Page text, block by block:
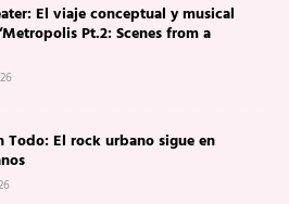
El viaje conceptual y musical
Pt.2: Scenes from a
Todo: El rock urbano sigue en